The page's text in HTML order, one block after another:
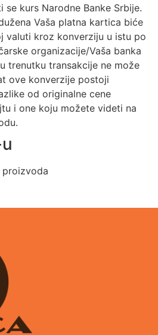
kurs Narodne Banke Srbije.
Vaša platna kartica biće
valuti kroz konverziju u istu po
organizacije/Vaša banka
trenutku transakcije ne može
ove konverzije postoji
od originalne cene
i one koju možete videti na
proizvoda